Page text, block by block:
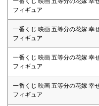
フィギュア
一番くじ 映画 五等分の花嫁 幸
フィギュア
一番くじ 映画 五等分の花嫁 幸
フィギュア
一番くじ 映画 五等分の花嫁 幸
フィギュア